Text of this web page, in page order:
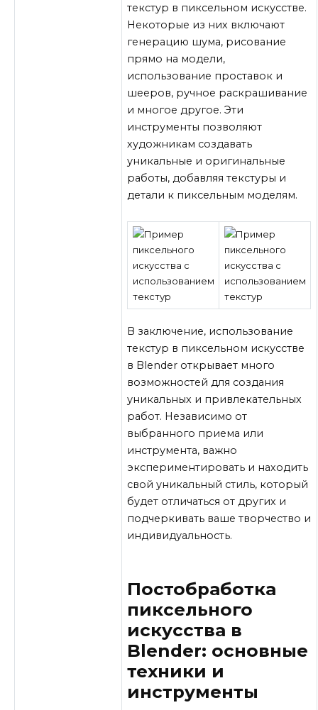
текстур в пиксельном искусстве.
Некоторые из них включают
генерацию шума, рисование
прямо на модели,
использование проставок и
шееров, ручное раскрашивание
и многое другое. Эти
инструменты позволяют
художникам создавать
уникальные и оригинальные
работы, добавляя текстуры и
детали к пиксельным моделям.
В заключение, использование
текстур в пиксельном искусстве
в Blender открывает много
возможностей для создания
уникальных и привлекательных
работ. Независимо от
выбранного приема или
инструмента, важно
экспериментировать и находить
свой уникальный стиль, который
будет отличаться от других и
подчеркивать ваше творчество и
индивидуальность.
Постобработка
пиксельного
искусства в
Blender: основные
техники и
инструменты